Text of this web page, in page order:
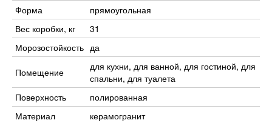
Форма
прямоугольная
Вес коробки, кг
31
Морозостойкость да
Помещение
для кухни, для ванной, для гостиной, для
спальни, для туалета
Поверхность
полированная
Материал
керамогранит